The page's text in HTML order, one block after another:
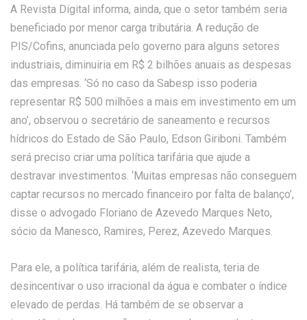
A Revista Digital informa, ainda, que o setor também seria
beneficiado por menor carga tributária. A redução de
PIS/Cofins, anunciada pelo governo para alguns setores
industriais, diminuiria em R$ 2 bilhões anuais as despesas
das empresas. ‘Só no caso da Sabesp isso poderia
representar R$ 500 milhões a mais em investimento em um
ano’, observou o secretário de saneamento e recursos
hídricos do Estado de São Paulo, Edson Giriboni. Também
será preciso criar uma política tarifária que ajude a
destravar investimentos. ‘Muitas empresas não conseguem
captar recursos no mercado financeiro por falta de balanço’,
disse o advogado Floriano de Azevedo Marques Neto,
sócio da Manesco, Ramires, Perez, Azevedo Marques.
Para ele, a política tarifária, além de realista, teria de
desincentivar o uso irracional da água e combater o índice
elevado de perdas. Há também de se observar a